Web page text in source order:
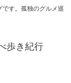
す。孤独のグルメ巡
歩き紀行